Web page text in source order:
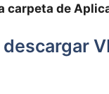
carpeta de
descargar